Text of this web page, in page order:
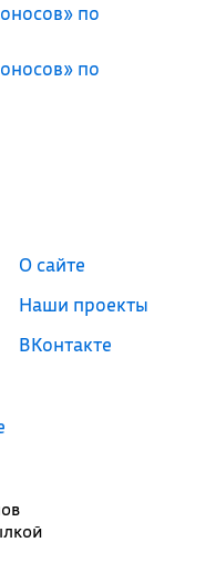
по
по
О сайте
Наши проекты
ВКонтакте